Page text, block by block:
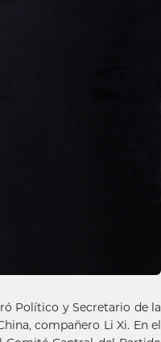
Político y Secretario de la
compañero Li Xi. En el